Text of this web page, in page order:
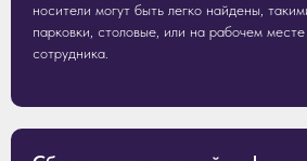
носители могут быть легко найдены,
парковки, столовые, или на рабочем
сотрудника.